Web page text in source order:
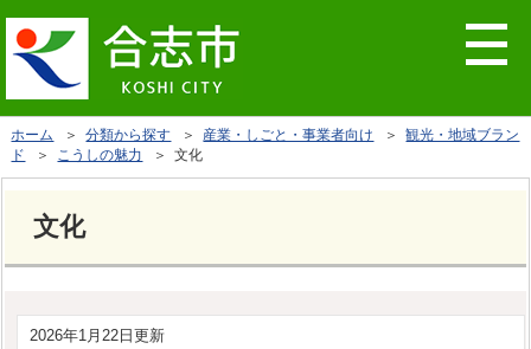
ホーム ＞分類から探す ＞ 産業・しごと・事業者向け ＞観光・地域ブラン
ド
＞ こうしの魅力 ＞ 文化
文化
2026年1月22日更新